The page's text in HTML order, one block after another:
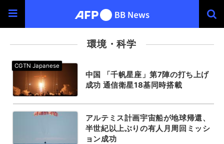
環境・科学
中国 「千帆星座」第7陣の打ち上げ
成功 通信衛星18基同時搭載
アルテミス計画宇宙船が地球帰還、
半世紀以上ぶりの有人月周回ミッシ
ョン成功